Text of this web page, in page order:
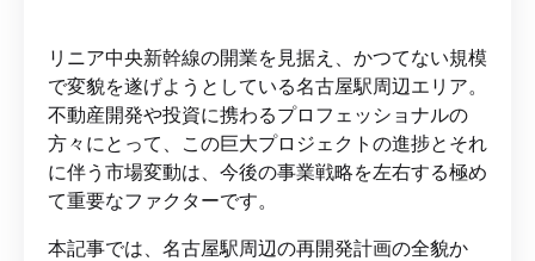
リニア中央新幹線の開業を見据え、かつてない規模
で変貌を遂げようとしている名古屋駅周辺エリア。
不動産開発や投資に携わるプロフェッショナルの
方々にとって、この巨大プロジェクトの進捗とそれ
に伴う市場変動は、今後の事業戦略を左右する極め
て重要なファクターです。
本記事では、名古屋駅周辺の再開発計画の全貌か